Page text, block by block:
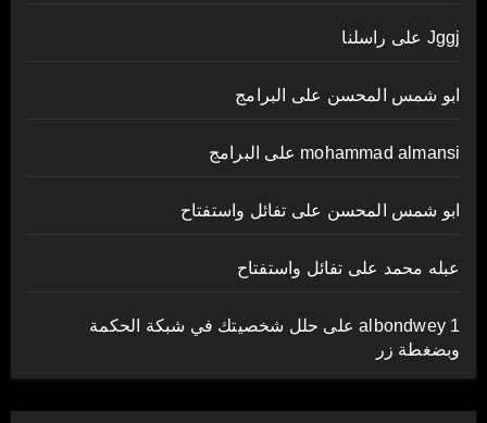
Jggj على راسلنا
ابو شمس المحسن على البرامج
mohammad almansi على البرامج
ابو شمس المحسن على تفائل واستفتاح
عبله محمد على تفائل واستفتاح
albondwey 1على حلل شخصيتك في شبكة الحكمة
وبضغطة زر